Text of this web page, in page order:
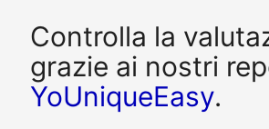
Controlla la
grazie ai nostri
YoUniqueEasy.